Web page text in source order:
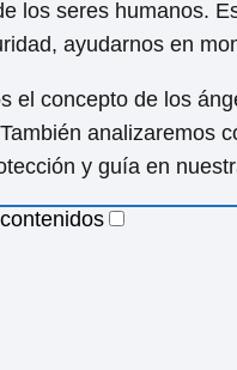
los seres humanos.
ayudarnos en
el concepto de los
analizaremos
y guía en